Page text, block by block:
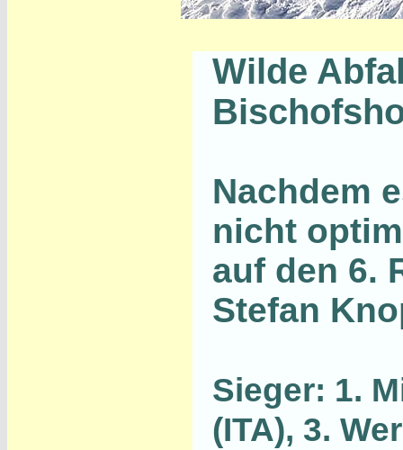
Wilde
Nachdem
nicht
auf den 6.
Stefan
Sieger: 1.
(ITA), 3.